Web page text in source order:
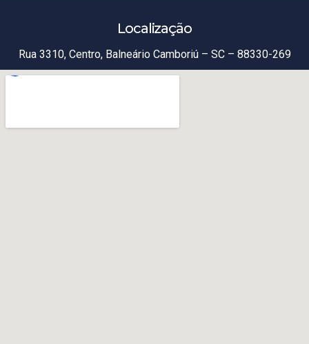
Localização
Rua 3310, Centro, Balneário Camboriú – SC – 88330-269